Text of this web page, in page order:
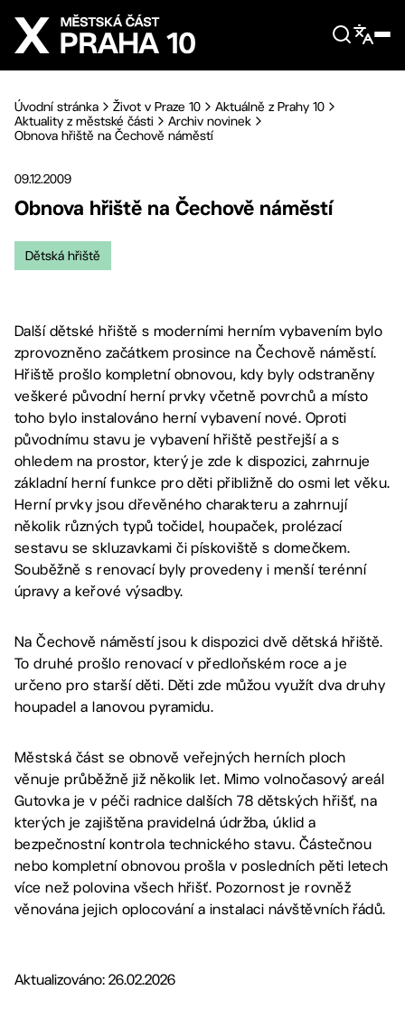
Přejít na hlavní obsah
Úvodní stránka Život v Praze 10
Aktuálně z Prahy 10
Aktuality z městské části
Archiv novinek
Obnova hřiště na Čechově náměstí
09.12.2009
Obnova hřiště na Čechově náměstí
Dětská hřiště
Další dětské hřiště s moderními herním vybavením bylo
zprovozněno začátkem prosince na Čechově náměstí.
Hřiště prošlo kompletní obnovou, kdy byly odstraněny
veškeré původní herní prvky včetně povrchů a místo
toho bylo instalováno herní vybavení nové. Oproti
původnímu stavu je vybavení hřiště pestřejší a s
ohledem na prostor, který je zde k dispozici, zahrnuje
základní herní funkce pro děti přibližně do osmi let věku.
Herní prvky jsou dřevěného charakteru a zahrnují
několik různých typů točidel, houpaček, prolézací
sestavu se skluzavkami či pískoviště s domečkem.
Souběžně s renovací byly provedeny i menší terénní
úpravy a keřové výsadby.
Na Čechově náměstí jsou k dispozici dvě dětská hřiště.
To druhé prošlo renovací v předloňském roce a je
určeno pro starší děti. Děti zde můžou využít dva druhy
houpadel a lanovou pyramidu.
Městská část se obnově veřejných herních ploch
věnuje průběžně již několik let. Mimo volnočasový areál
Gutovka je v péči radnice dalších 78 dětských hřišť, na
kterých je zajištěna pravidelná údržba, úklid a
bezpečnostní kontrola technického stavu. Částečnou
nebo kompletní obnovou prošla v posledních pěti letech
více než polovina všech hřišť. Pozornost je rovněž
věnována jejich oplocování a instalaci návštěvních řádů.
Aktualizováno: 26.02.2026